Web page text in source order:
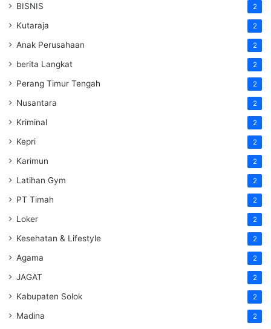
BISNIS 2
Kutaraja 2
Anak Perusahaan 2
berita Langkat 2
Perang Timur Tengah 2
Nusantara 2
Kriminal 2
Kepri 2
Karimun 2
Latihan Gym 2
PT Timah 2
Loker 2
Kesehatan & Lifestyle 2
Agama 2
JAGAT 2
Kabupaten Solok 2
Madina 2